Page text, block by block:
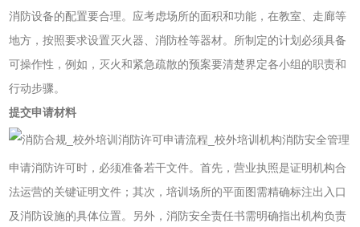
消防设备的配置要合理。应考虑场所的面积和功能，在教室、走廊等
地方，按照要求设置灭火器、消防栓等器材。所制定的计划必须具备
可操作性，例如，灭火和紧急疏散的预案要清楚界定各小组的职责和
行动步骤。
提交申请材料
申请消防许可时，必须准备若干文件。首先，营业执照是证明机构合
法运营的关键证明文件；其次，培训场所的平面图需精确标注出入口
及消防设施的具体位置。另外，消防安全责任书需明确指出机构负责